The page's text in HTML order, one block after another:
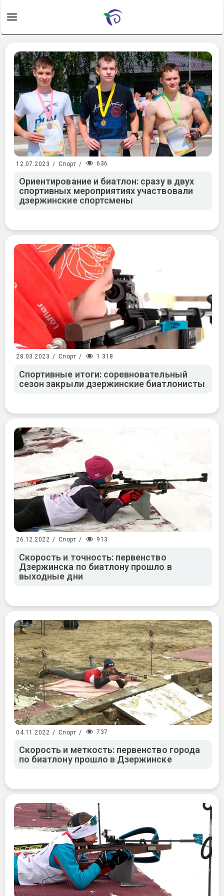
12.07.2023 / Спорт / 636
Ориентирование и биатлон: сразу в двух
спортивных мероприятиях участвовали
дзержинские спортсмены
28.03.2023 / Спорт / 1 318
Спортивные итоги: соревновательный
сезон закрыли дзержинские биатлонисты
26.12.2022 / Спорт / 913
Скорость и точность: первенство
Дзержинска по биатлону прошло в
выходные дни
04.11.2022 / Спорт / 737
Скорость и меткость: первенство города
по биатлону прошло в Дзержинске